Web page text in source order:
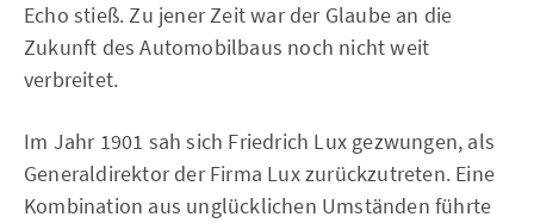
Echo stieß. Zu jener Zeit war der Glaube an die
Zukunft des Automobilbaus noch nicht weit
verbreitet.
Im Jahr 1901 sah sich Friedrich Lux gezwungen, als
Generaldirektor der Firma Lux zurückzutreten. Eine
Kombination aus unglücklichen Umständen führte